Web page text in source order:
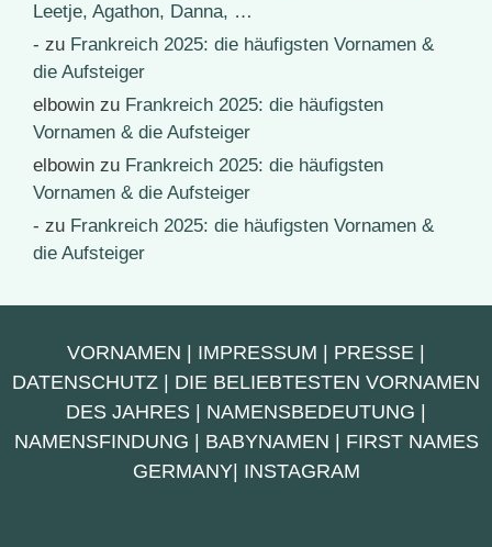
Leetje, Agathon, Danna, …
- zu Frankreich 2025: die häufigsten Vornamen &
die Aufsteiger
elbowin zu Frankreich 2025: die häufigsten
Vornamen & die Aufsteiger
elbowin zu Frankreich 2025: die häufigsten
Vornamen & die Aufsteiger
- zu Frankreich 2025: die häufigsten Vornamen &
die Aufsteiger
VORNAMEN IMPRESSUM PRESSE
DATENSCHUTZ
DIE BELIEBTESTEN VORNAMEN
DES JAHRES
NAMENSBEDEUTUNG
NAMENSFINDUNG
BABYNAMEN
FIRST NAMES
GERMANY| INSTAGRAM